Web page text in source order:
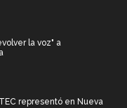
la voz" a
representó en Nueva